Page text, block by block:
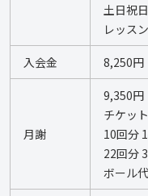
土日祝
レッス
入会金 8,250円
月謝
9,350円
チケッ
10回分
22回分
ボール